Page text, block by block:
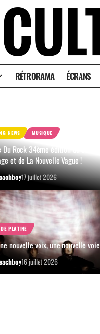
RÉTRORAMA ÉCRANS
NEWS MUSIQUE
Du Rock 34ème édition du côté
et de La Nouvelle Vague !
17 juillet 2026
PLATINE
nouvelle voix, une nouvelle voie
16 juillet 2026